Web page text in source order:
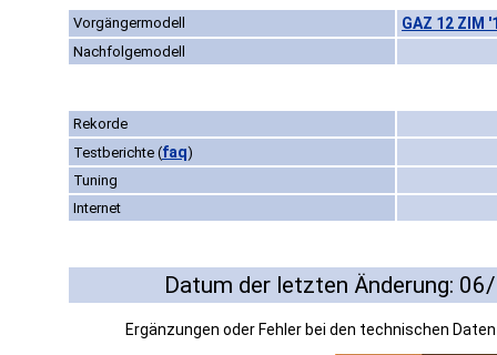
Vorgängermodell GAZ 12 ZIM
Nachfolgemodell
Rekorde
Testberichte (faq)
Tuning
Internet
Datum der letzten Änderung:
Ergänzungen oder Fehler bei den technischen